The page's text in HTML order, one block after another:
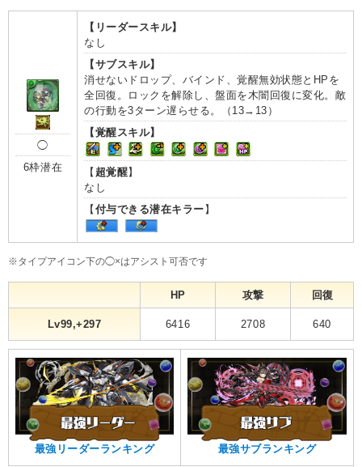
◯
6枠潜在
【リーダースキル】
なし
【サブスキル】
消せないドロップ、バインド、覚醒無効状態とHPを
全回復。ロックを解除し、盤面を木闇回復に変化。敵
の行動を3ターン遅らせる。（13→13）
【覚醒スキル】
【 超覚醒】
なし
【 付与できる潜在キラー 】
※タイプアイコン下の◯×はアシスト可否です
HP 攻撃 回復
Lv99,+297 6416 2708 640
最強リーダーランキング 最強サブランキング